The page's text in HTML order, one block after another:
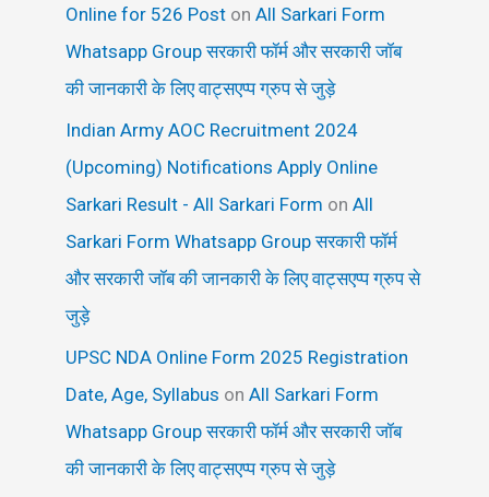
Online for 526 Post onAll Sarkari Form
Whatsapp Group सरकारी फॉर्म और सरकारी जॉब
की जानकारी के लिए वाट्सएप्प ग्रुप से जुड़े
Indian Army AOC Recruitment 2024
(Upcoming) Notifications Apply Online
Sarkari Result - All Sarkari Form onAll
Sarkari Form Whatsapp Group सरकारी फॉर्म
और सरकारी जॉब की जानकारी के लिए वाट्सएप्प ग्रुप से
जुड़े
UPSC NDA Online Form 2025 Registration
Date, Age, Syllabus onAll Sarkari Form
Whatsapp Group सरकारी फॉर्म और सरकारी जॉब
की जानकारी के लिए वाट्सएप्प ग्रुप से जुड़े